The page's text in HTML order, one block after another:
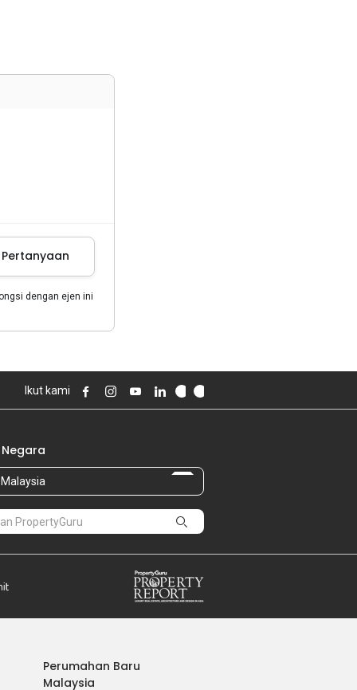
dengan ejen ini
Ikut kami
Malaysia
Perumahan Baru
Malaysia